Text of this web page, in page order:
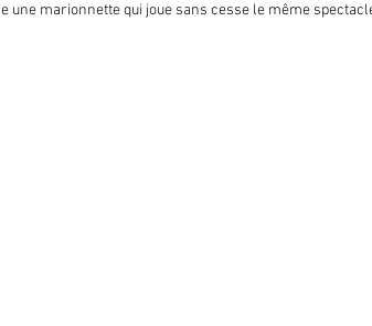
une marionnette qui joue sans cesse le même